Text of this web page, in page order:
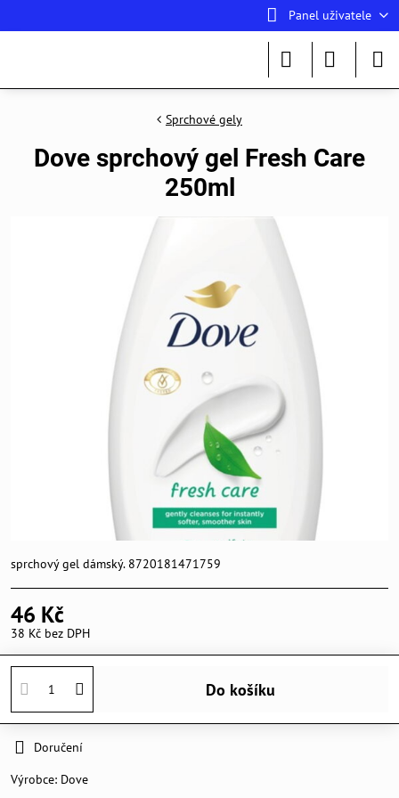
Panel uživatele
Sprchové gely
Dove sprchový gel Fresh Care
250ml
sprchový gel dámský. 8720181471759
46 Kč
38 Kč bez DPH
Do košíku
Doručení
Výrobce: Dove